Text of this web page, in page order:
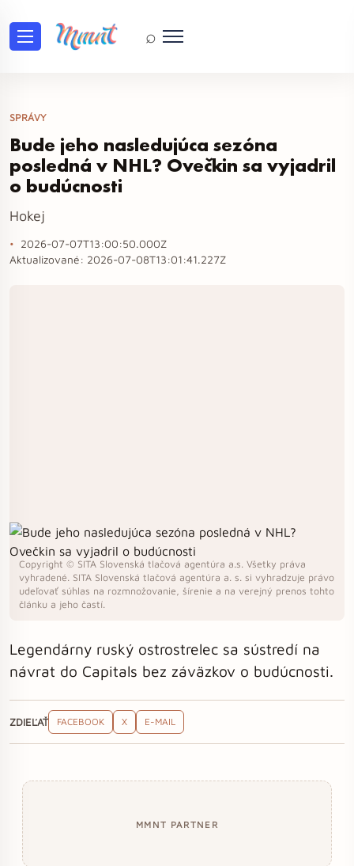
⌕
SPRÁVY
Bude jeho nasledujúca sezóna
posledná v NHL? Ovečkin sa vyjadril
o budúcnosti
Hokej
2026-07-07T13:00:50.000Z
Aktualizované: 2026-07-08T13:01:41.227Z
Copyright © SITA Slovenská tlačová agentúra a.s. Všetky práva
vyhradené. SITA Slovenská tlačová agentúra a. s. si vyhradzuje právo
udeľovať súhlas na rozmnožovanie, šírenie a na verejný prenos tohto
článku a jeho častí.
Legendárny ruský ostrostrelec sa sústredí na
návrat do Capitals bez záväzkov o budúcnosti.
ZDIEĽAŤ FACEBOOK X E-MAIL
MMNT PARTNER